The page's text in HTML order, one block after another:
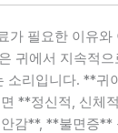
가 필요한 이유와
귀에서 지속적
소리입니다. **귀
**정신적, 신체
감**, **불면증**